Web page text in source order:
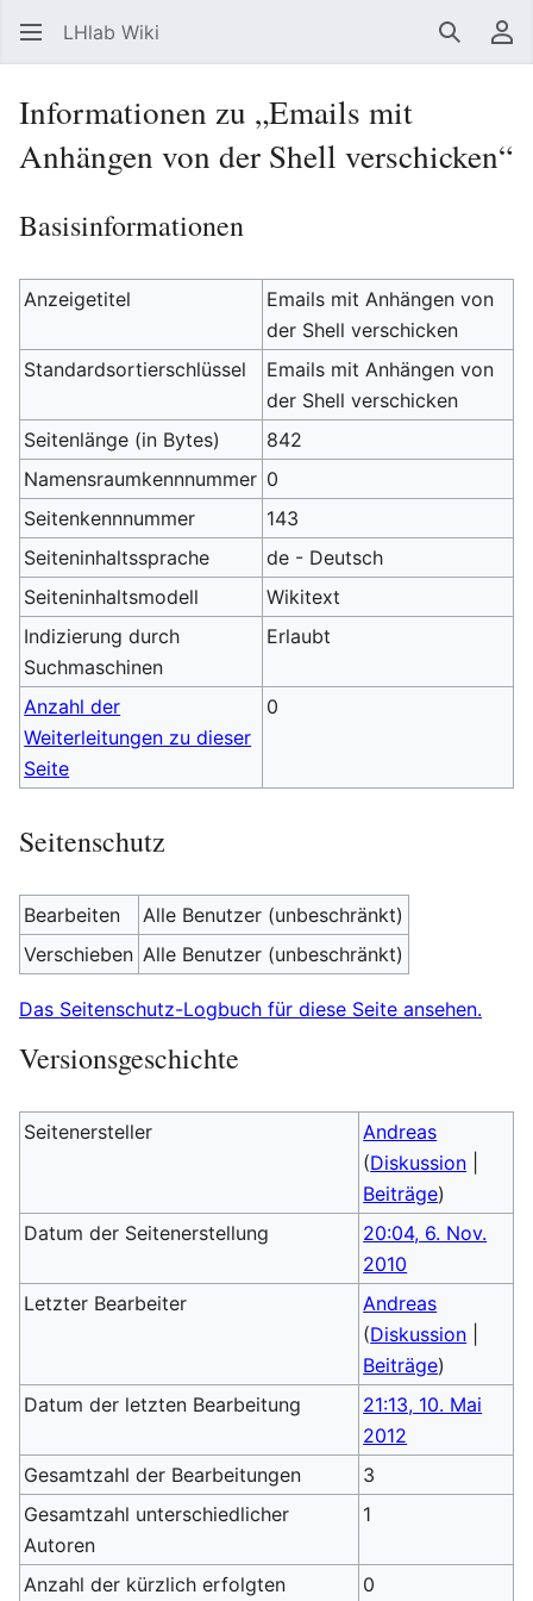
LHlab Wiki Suchen
Informationen zu „Emails mit
Anhängen von der Shell verschicken“
Basisinformationen
Anzeigetitel
Emails mit Anhängen von
der Shell verschicken
Standardsortierschlüssel
Emails mit Anhängen von
der Shell verschicken
Seitenlänge (in Bytes)
842
Namensraumkennnummer 0
Seitenkennnummer
143
Seiteninhaltssprache
de - Deutsch
Seiteninhaltsmodell
Wikitext
Indizierung durch
Suchmaschinen
Erlaubt
Anzahl der
Weiterleitungen zu dieser
Seite
0
Seitenschutz
Bearbeiten
Alle Benutzer (unbeschränkt)
Verschieben Alle Benutzer (unbeschränkt)
Das Seitenschutz-Logbuch für diese Seite ansehen.
Versionsgeschichte
Seitenersteller
Andreas
(Diskussion
Beiträge)
Datum der Seitenerstellung
20:04, 6. Nov.
2010
Letzter Bearbeiter
Andreas
(Diskussion
Beiträge)
Datum der letzten Bearbeitung
21:13, 10. Mai
2012
Gesamtzahl der Bearbeitungen
3
Gesamtzahl unterschiedlicher
Autoren
1
Anzahl der kürzlich erfolgten 0